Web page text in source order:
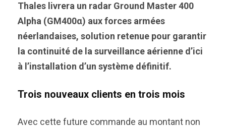
Thales livrera un radar Ground Master 400
Alpha (GM400α) aux forces armées
néerlandaises, solution retenue pour garantir
la continuité de la surveillance aérienne d’ici
à l’installation d’un système définitif.
Trois nouveaux clients en trois mois
Avec cette future commande au montant non